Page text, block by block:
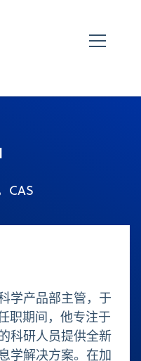
CAS
学产品部主管，于
职期间，他专注于
科研人员提供全新
学解决方案。在加